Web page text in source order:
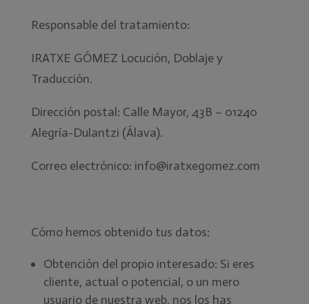
Responsable del tratamiento:
IRATXE GÓMEZ Locución, Doblaje y
Traducción.
Dirección postal: Calle Mayor, 43B – 01240
Alegría-Dulantzi (Álava).
Correo electrónico: info@iratxegomez.com
Cómo hemos obtenido tus datos:
Obtención del propio interesado: Si eres
cliente, actual o potencial, o un mero
usuario de nuestra web, nos los has